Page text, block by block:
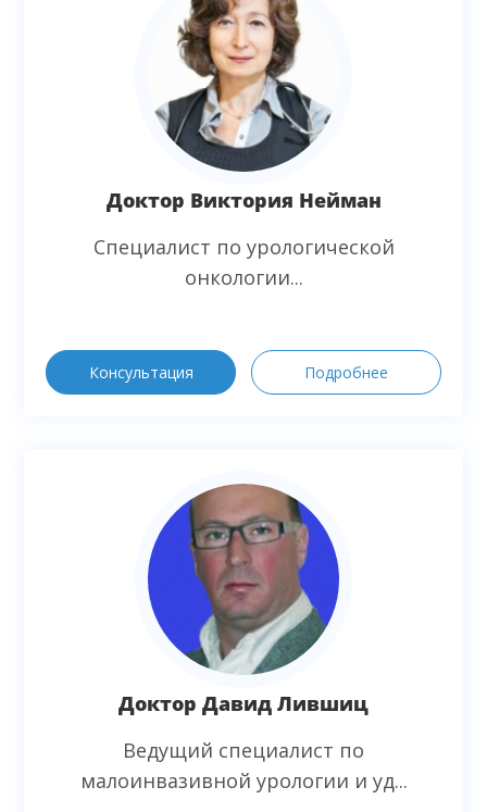
Доктор Виктория Нейман
Специалист по урологической
онкологии...
Консультация Подробнее
Доктор Давид Лившиц
Ведущий специалист по
малоинвазивной урологии и уд...